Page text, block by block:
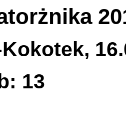
13